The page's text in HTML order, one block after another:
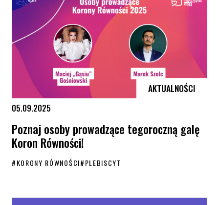
AKTUALNOŚCI
05.09.2025
Poznaj osoby prowadzące tegoroczną galę
Koron Równości!
#KORONY RÓWNOŚCI#PLEBISCYT